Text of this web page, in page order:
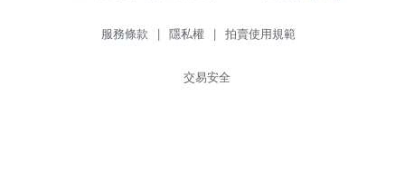
服務條款 | 隱私權 | 拍賣使用規範
交易安全